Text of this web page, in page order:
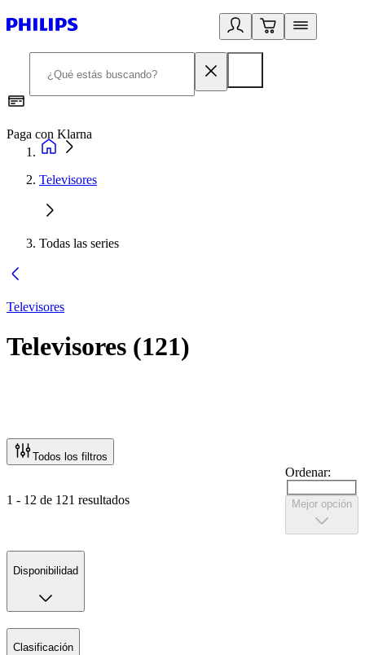
Paga con Klarna
Televisores
Todas las series
Televisores
Televisores (121)
Todos los filtros
1 - 12 de 121 resultados
Ordenar:
Mejor opción
Disponibilidad
Clasificación